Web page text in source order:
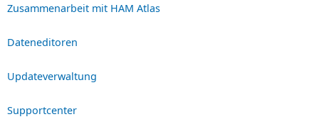
Zusammenarbeit mit HAM Atlas
Dateneditoren
Updateverwaltung
Supportcenter